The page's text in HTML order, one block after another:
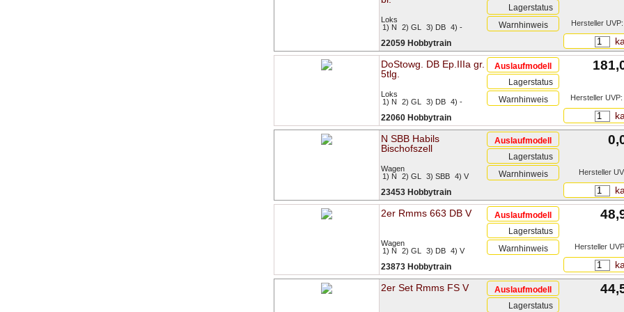
Loks
1) N
2) GL 3) DB 4) -
Lagerstatus
Warnhinweis
Hersteller
22059 Hobbytrain
DoStowg. DB Ep.IIIa gr.
5tlg.
Loks
1) N
2) GL 3) DB 4) -
Auslaufmodell
Lagerstatus
Warnhinweis
Hersteller
22060 Hobbytrain
N SBB Habils
Bischofszell
Wagen
1) N
2) GL 3) SBB 4) V
Auslaufmodell
Lagerstatus
Warnhinweis
Hersteller
23453 Hobbytrain
2er Rmms 663 DB V
Wagen
1) N
2) GL 3) DB 4) V
Auslaufmodell
Lagerstatus
Warnhinweis
Hersteller
23873 Hobbytrain
2er Set Rmms FS V
Auslaufmodell
Lagerstatus